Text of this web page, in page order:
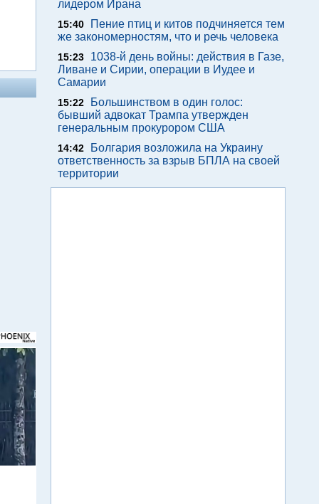
лидером Ирана
15:40
Пение птиц и китов подчиняется тем
же закономерностям, что и речь человека
15:23
1038-й день войны: действия в Газе,
Ливане и Сирии, операции в Иудее и
Самарии
15:22
Большинством в один голос:
бывший адвокат Трампа утвержден
генеральным прокурором США
14:42
Болгария возложила на Украину
ответственность за взрыв БПЛА на своей
территории